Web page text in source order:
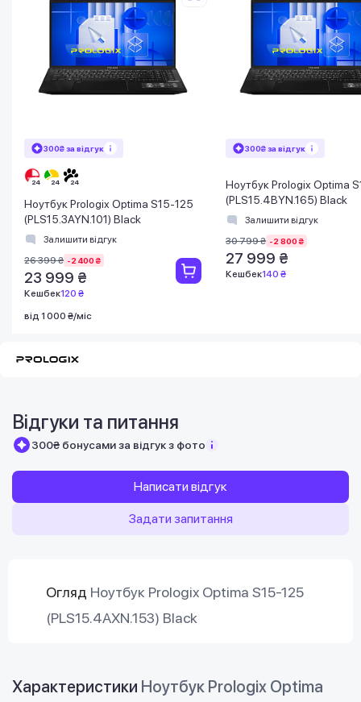
300₴ за відгук
Ноутбук Prologix Optima S15-125
(PLS15.3AYN.101) Black
Залишити відгук
26 399 ₴ -2 400 ₴
23 999 ₴
Кешбек120 ₴
від 1 000 ₴/міс
300₴ за відгук
Ноутбук Prologix Optima
(PLS15.4BYN.165) Black
Залишити відгук
30 799 ₴ -2 800 ₴
27 999 ₴
Кешбек140 ₴
Відгуки та питання
300₴ бонусами за відгук з фото
Написати відгук
Задати запитання
Огляд Ноутбук Prologix Optima S15-125
(PLS15.4AXN.153) Black
Характеристики Ноутбук Prologix Optima